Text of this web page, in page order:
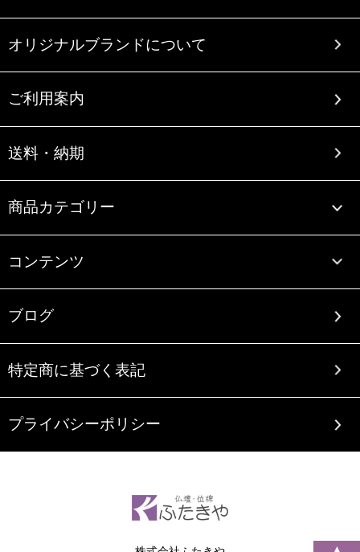
オリジナルブランドについて
ご利用案内
送料・納期
商品カテゴリー
コンテンツ
ブログ
特定商に基づく表記
プライバシーポリシー
▲